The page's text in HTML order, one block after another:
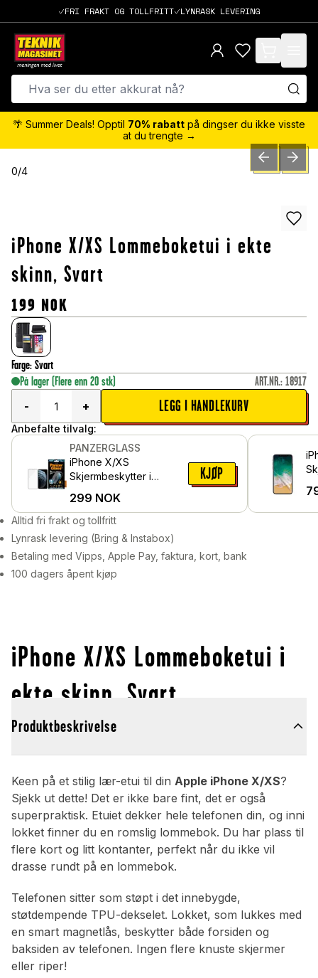
FRI FRAKT OG TOLLFRITT LYNRASK LEVERING
items in cart,
🌴 Summer Deals! Opptil 70% rabatt på dingser du ikke visste
at du trengte →
0/4 PREVIOUSNEXT
iPhone X/XS Lommeboketui i ekte
skinn, Svart
199 NOK
Farge: Svart
På lager (Flere enn 20 stk) ART.NR.: 18917
-
+ LEGG I HANDLEKURV
Anbefalte tilvalg:
PANZERGLASS
iPhone X/XS
Skjermbeskytter i
glass - Edge-to-Edge
299 NOK
KJØP
Alltid fri frakt og tollfritt
Lynrask levering (Bring & Instabox)
Betaling med Vipps, Apple Pay, faktura, kort, bank
100 dagers åpent kjøp
iPhone X/XS Lommeboketui i
ekte skinn, Svart
Produktbeskrivelse
Keen på et stilig lær-etui til din Apple iPhone X/XS?
Sjekk ut dette! Det er ikke bare fint, det er også
superpraktisk. Etuiet dekker hele telefonen din, og inni
lokket finner du en romslig lommebok. Du har plass til
flere kort og litt kontanter, perfekt når du ikke vil
drasse rundt på en lommebok.
Telefonen sitter som støpt i det innebygde,
støtdempende TPU-dekselet. Lokket, som lukkes med
en smart magnetlås, beskytter både forsiden og
baksiden av telefonen. Ingen flere knuste skjermer
eller riper!